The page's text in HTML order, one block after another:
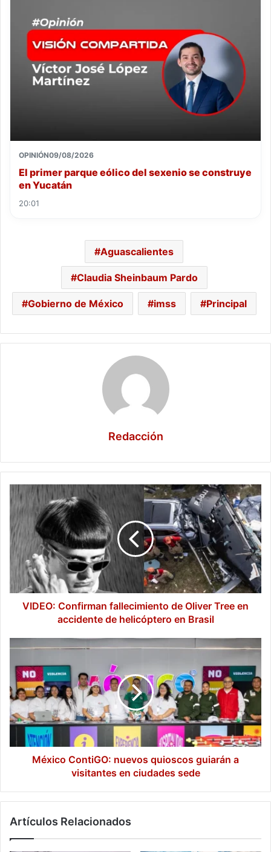
OPINIÓN09/08/2026
El primer parque eólico del sexenio se construye
en Yucatán
20:01
Aguascalientes
Claudia Sheinbaum Pardo
Gobierno de México imss Principal
Redacción
VIDEO:
Confirman
fallecimiento
de
Oliver
Tree
accidente
de
helicóptero
VIDEO: Confirman fallecimiento de Oliver Tree en
accidente de helicóptero en Brasil
nuevos
quioscos
guiarán
a
visitantes
ciudades
México ContiGO: nuevos quioscos guiarán a
visitantes en ciudades sede
Artículos Relacionados